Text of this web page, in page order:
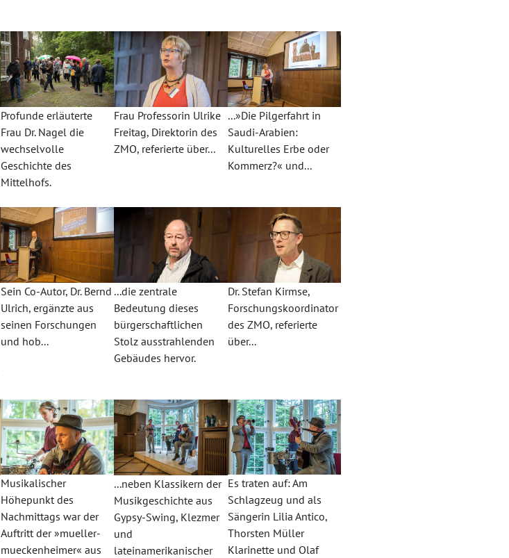
Profunde erläuterte
Frau Dr. Nagel die
wechselvolle
Geschichte des
Mittelhofs.
Frau Professorin Ulrike
Freitag, Direktorin des
ZMO, referierte über...
...»Die Pilgerfahrt in
Saudi-Arabien:
Kulturelles Erbe oder
Kommerz?« und...
Sein Co-Autor, Dr. Bernd
Ulrich, ergänzte aus
seinen Forschungen
und hob...
...die zentrale
Bedeutung dieses
bürgerschaftlichen
Stolz ausstrahlenden
Gebäudes hervor.
Dr. Stefan Kirmse,
Forschungskoordinator
des ZMO, referierte
über...
Musikalischer
Höhepunkt des
Nachmittags war der
Auftritt der »mueller-
mueckenheimer« aus
...neben Klassikern der
Musikgeschichte aus
Gypsy-Swing, Klezmer
und
lateinamerikanischer
Es traten auf: Am
Schlagzeug und als
Sängerin Lilia Antico,
Thorsten Müller
Klarinette und Olaf